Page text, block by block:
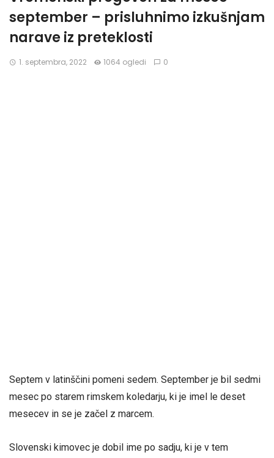
september – prisluhnimo izkušnjam
narave iz preteklosti
1. septembra, 2022 1064 ogledi 0
Septem v latinščini pomeni sedem. September je bil sedmi
mesec po starem rimskem koledarju, ki je imel le deset
mesecev in se je začel z marcem.
Slovenski kimovec je dobil ime po sadju, ki je v tem